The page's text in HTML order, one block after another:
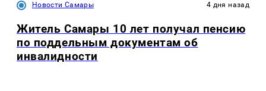
Новости Самары 4 дня назад
Житель Самары 10 лет получал пенсию
по поддельным документам об
инвалидности